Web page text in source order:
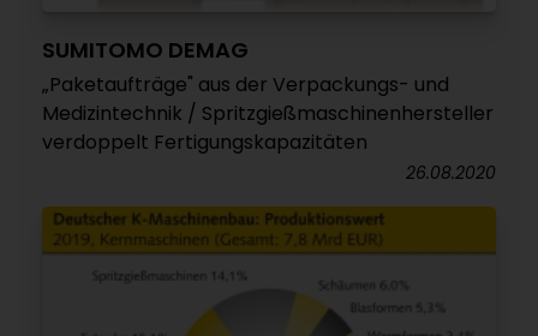
SUMITOMO DEMAG
„Paketaufträge" aus der Verpackungs- und
Medizintechnik / Spritzgießmaschinenhersteller
verdoppelt Fertigungskapazitäten
26.08.2020